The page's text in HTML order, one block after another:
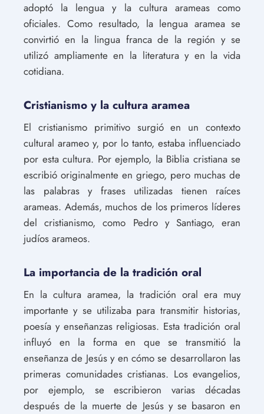
adoptó la lengua y la cultura arameas como
oficiales. Como resultado, la lengua aramea se
convirtió en la lingua franca de la región y se
utilizó ampliamente en la literatura y en la vida
cotidiana.
Cristianismo y la cultura aramea
El cristianismo primitivo surgió en un contexto
cultural arameo y, por lo tanto, estaba influenciado
por esta cultura. Por ejemplo, la Biblia cristiana se
escribió originalmente en griego, pero muchas de
las palabras y frases utilizadas tienen raíces
arameas. Además, muchos de los primeros líderes
del cristianismo, como Pedro y Santiago, eran
judíos arameos.
La importancia de la tradición oral
En la cultura aramea, la tradición oral era muy
importante y se utilizaba para transmitir historias,
poesía y enseñanzas religiosas. Esta tradición oral
influyó en la forma en que se transmitió la
enseñanza de Jesús y en cómo se desarrollaron las
primeras comunidades cristianas. Los evangelios,
por ejemplo, se escribieron varias décadas
después de la muerte de Jesús y se basaron en